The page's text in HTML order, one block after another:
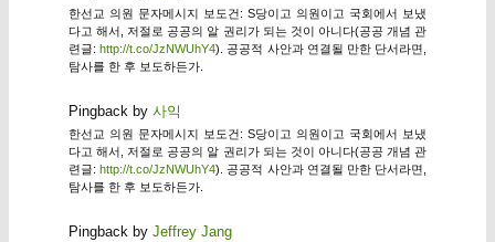
한선교 의원 문자메시지 보도건: S당이고 의원이고 국회에서 보냈
다고 해서, 저절로 공공의 알 권리가 되는 것이 아니다(공공 개념 관
련글:http://t.co/JzNWUhY4). 공공적 사안과 연결될 만한 단서라면,
탐사를 한 후 보도하든가.
Pingback by 사익
한선교 의원 문자메시지 보도건: S당이고 의원이고 국회에서 보냈
다고 해서, 저절로 공공의 알 권리가 되는 것이 아니다(공공 개념 관
련글:http://t.co/JzNWUhY4). 공공적 사안과 연결될 만한 단서라면,
탐사를 한 후 보도하든가.
Pingback by Jeffrey Jang